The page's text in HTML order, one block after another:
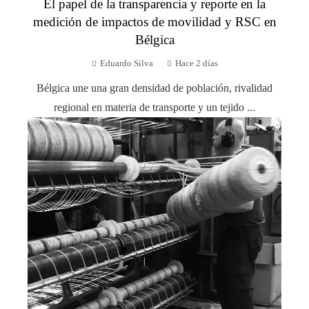
El papel de la transparencia y reporte en la
medición de impactos de movilidad y RSC en
Bélgica
Eduardo Silva Hace 2 días
Bélgica une una gran densidad de población, rivalidad
regional en materia de transporte y un tejido ...